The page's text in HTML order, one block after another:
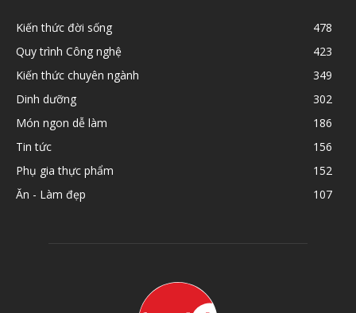
Kiến thức đời sống
478
Quy trình Công nghệ
423
Kiến thức chuyên ngành
349
Dinh dưỡng
302
Món ngon dễ làm
186
Tin tức
156
Phụ gia thực phẩm
152
Ăn - Làm đẹp
107